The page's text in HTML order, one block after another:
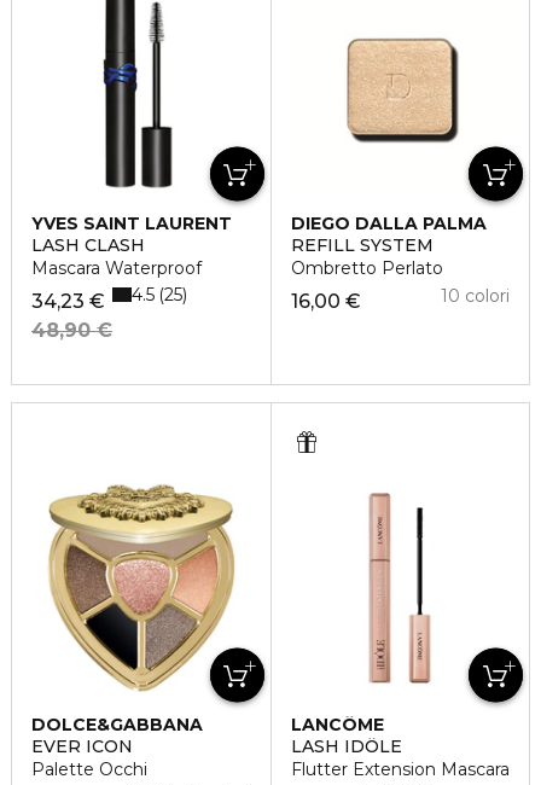
YVES SAINT LAURENT
LASH CLASH
Mascara Waterproof
34,23 €
48,90 €
4.5 25
DIEGO DALLA PALMA
REFILL SYSTEM
Ombretto Perlato
16,00 € 10 colori
DOLCE&GABBANA
EVER ICON
Palette Occhi
LANCÔME
LASH IDÔLE
Flutter Extension Mascara